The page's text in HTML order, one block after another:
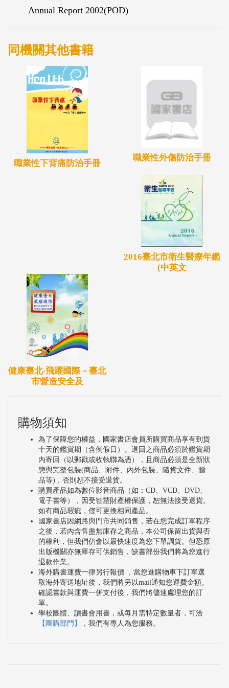
Annual Report 2002(POD)
同機關其他書籍
職業性下背痛防治手冊
職業性外傷防治手冊
2016臺北市衛生醫療年鑑
(中英文
健康臺北‧飛躍國際－臺北
市營造安全及
購物須知
為了保障您的權益，國家書店會員所購買商品享有到貨
十天的鑑賞期（含例假日）。退回之商品必須於鑑賞期
內寄回（以郵戳或收執聯為憑），且商品必須是全新狀
態與完整包裝(商品、附件、內外包裝、隨貨文件、贈
品等)，否則恕不接受退貨。
購買產品如為數位影音商品（如：CD、VCD、DVD、
電子書等），因受智慧財產權保護，恕無法接受退貨。
如有商品瑕疵，僅可更換相同產品。
國家書店因網路與門市共同銷售，若在您完成訂單程序
之後，若內含售盡無庫存之商品，本公司保留出貨與否
的權利，但我們仍會以最快速度為您下單調貨。但恐原
出版機關亦無庫存可供銷售，缺書部份我們將為您進行
退款作業。
海外購書運費一律另行報價 ，當您進購物車下訂單選
取海外寄送地址後，我們將另以mail通知您運費金額。
確認書款與運費一併支付後，我們將儘速處理您的訂
單。
學校團體、讀書會用書，或每月需特定數量者，可洽
【團購部門】
，我們有專人為您服務。